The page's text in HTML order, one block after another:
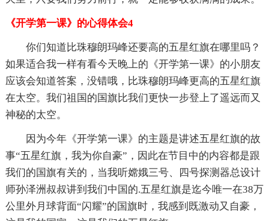
《开学第一课》的心得体会4
你们知道比珠穆朗玛峰还要高的五星红旗在哪里吗？
如果适合我一样有看今天晚上的《开学第一课》的小朋友
应该会知道答案，没错哦，比珠穆朗玛峰更高的五星红旗
在太空。我们祖国的国旗比我们更快一步登上了遥远而又
神秘的太空。
因为今年《开学第一课》的主题是讲述五星红旗的故
事“五星红旗，我为你自豪”，因此在节目中的内容都是跟
我们的国旗有关的，当我听嫦娥三号、四号探测器总设计
师孙泽洲叔叔讲到我们中国的.五星红旗是迄今唯一在38万
公里外月球背面“闪耀”的国旗时，我感到既激动又自豪，